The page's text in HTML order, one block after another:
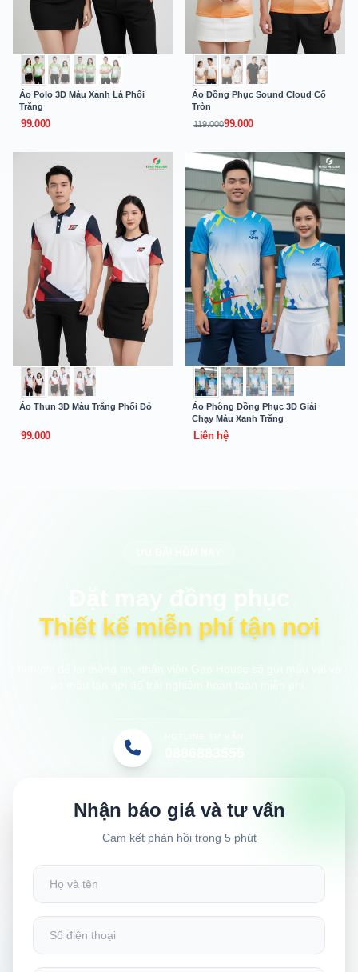
Áo Polo 3D Màu Xanh Lá Phối
Trắng
99.000
Áo Đồng Phục Sound Cloud Cổ
Tròn
119.00099.000
Áo Thun 3D Màu Trắng Phối Đỏ
99.000
Áo Phông Đồng Phục 3D Giải
Chạy Màu Xanh Trắng
Liên hệ
Thiết kế miễn phí tận nơi
Nhận báo giá và tư vấn
Cam kết phản hồi trong 5 phút